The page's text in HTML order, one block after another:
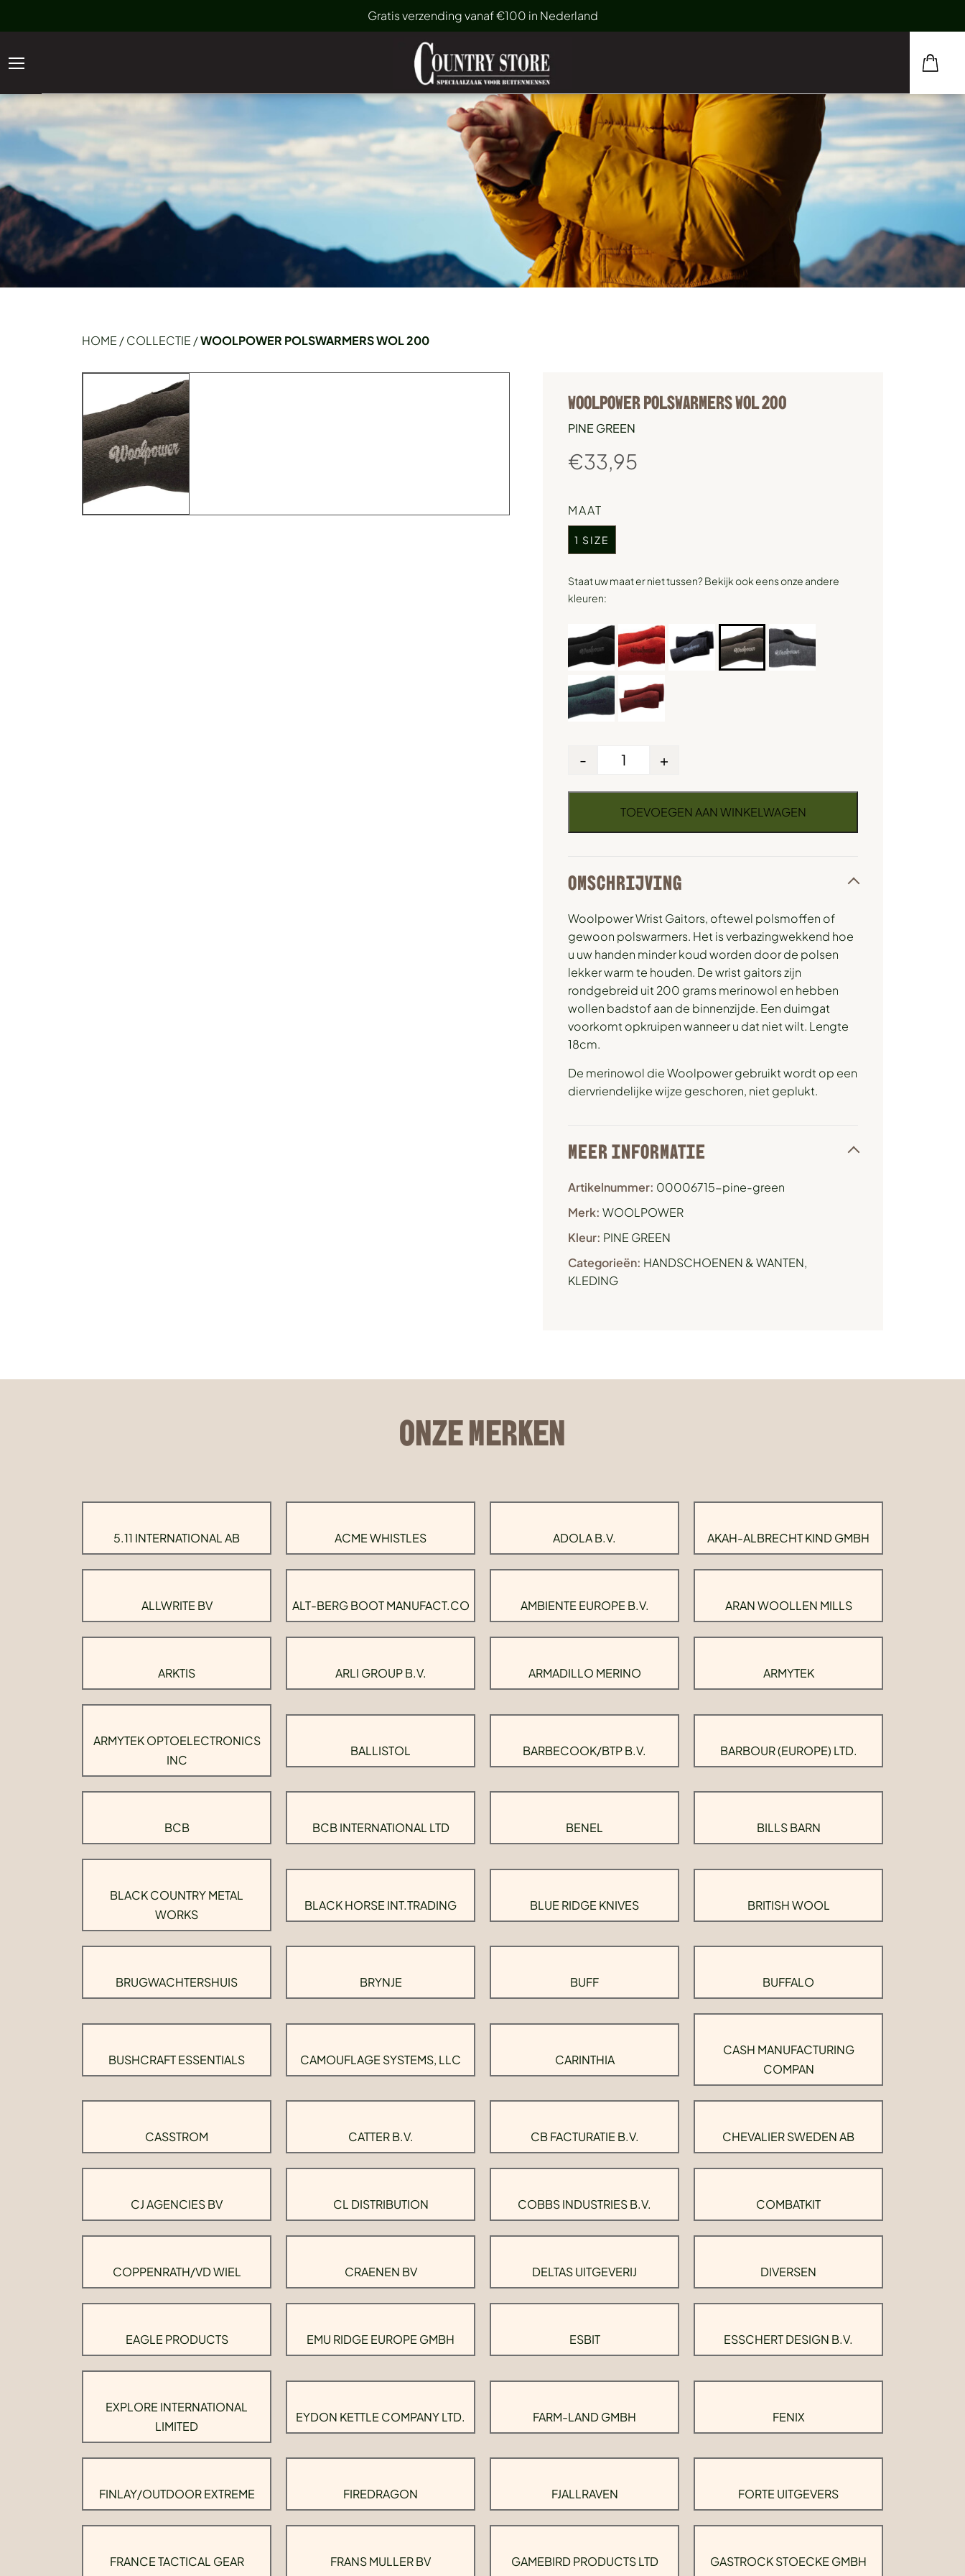
Gratis verzending vanaf €100 in Nederland
HOME /COLLECTIE /WOOLPOWER POLSWARMERS WOL 200
WOOLPOWER POLSWARMERS WOL 200
PINE GREEN
€33,95
MAAT
1 SIZE
Staat uw maat er niet tussen? Bekijk ook eens onze andere
kleuren:
- +
TOEVOEGEN AAN WINKELWAGEN
OMSCHRIJVING
Woolpower Wrist Gaitors, oftewel polsmoffen of
gewoon polswarmers. Het is verbazingwekkend hoe
u uw handen minder koud worden door de polsen
lekker warm te houden. De wrist gaitors zijn
rondgebreid uit 200 grams merinowol en hebben
wollen badstof aan de binnenzijde. Een duimgat
voorkomt opkruipen wanneer u dat niet wilt. Lengte
18cm.
De merinowol die Woolpower gebruikt wordt op een
diervriendelijke wijze geschoren, niet geplukt.
MEER INFORMATIE
Artikelnummer: 00006715-pine-green
Merk: WOOLPOWER
Kleur: PINE GREEN
Categorieën: HANDSCHOENEN & WANTEN,
KLEDING
ONZE MERKEN
5.11 INTERNATIONAL AB ACME WHISTLES ADOLA B.V. AKAH-ALBRECHT KIND GMBH
ALLWRITE BV ALT-BERG BOOT MANUFACT.CO AMBIENTE EUROPE B.V. ARAN WOOLLEN MILLS
ARKTIS ARLI GROUP B.V. ARMADILLO MERINO ARMYTEK
ARMYTEK OPTOELECTRONICS
INC
BALLISTOL BARBECOOK/BTP B.V. BARBOUR (EUROPE) LTD.
BCB BCB INTERNATIONAL LTD BENEL BILLS BARN
BLACK COUNTRY METAL
WORKS
BLACK HORSE INT.TRADING BLUE RIDGE KNIVES BRITISH WOOL
BRUGWACHTERSHUIS BRYNJE BUFF BUFFALO
BUSHCRAFT ESSENTIALS CAMOUFLAGE SYSTEMS, LLC CARINTHIA
CASH MANUFACTURING
COMPAN
CASSTROM CATTER B.V. CB FACTURATIE B.V. CHEVALIER SWEDEN AB
CJ AGENCIES BV CL DISTRIBUTION COBBS INDUSTRIES B.V. COMBATKIT
COPPENRATH/VD WIEL CRAENEN BV DELTAS UITGEVERIJ DIVERSEN
EAGLE PRODUCTS EMU RIDGE EUROPE GMBH ESBIT ESSCHERT DESIGN B.V.
EXPLORE INTERNATIONAL
LIMITED
EYDON KETTLE COMPANY LTD. FARM-LAND GMBH FENIX
FINLAY/OUTDOOR EXTREME FIREDRAGON FJALLRAVEN FORTE UITGEVERS
FRANCE TACTICAL GEAR FRANS MULLER BV GAMEBIRD PRODUCTS LTD GASTROCK STOECKE GMBH